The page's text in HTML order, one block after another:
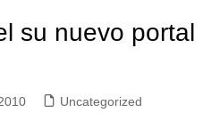
su nuevo portal
Uncategorized